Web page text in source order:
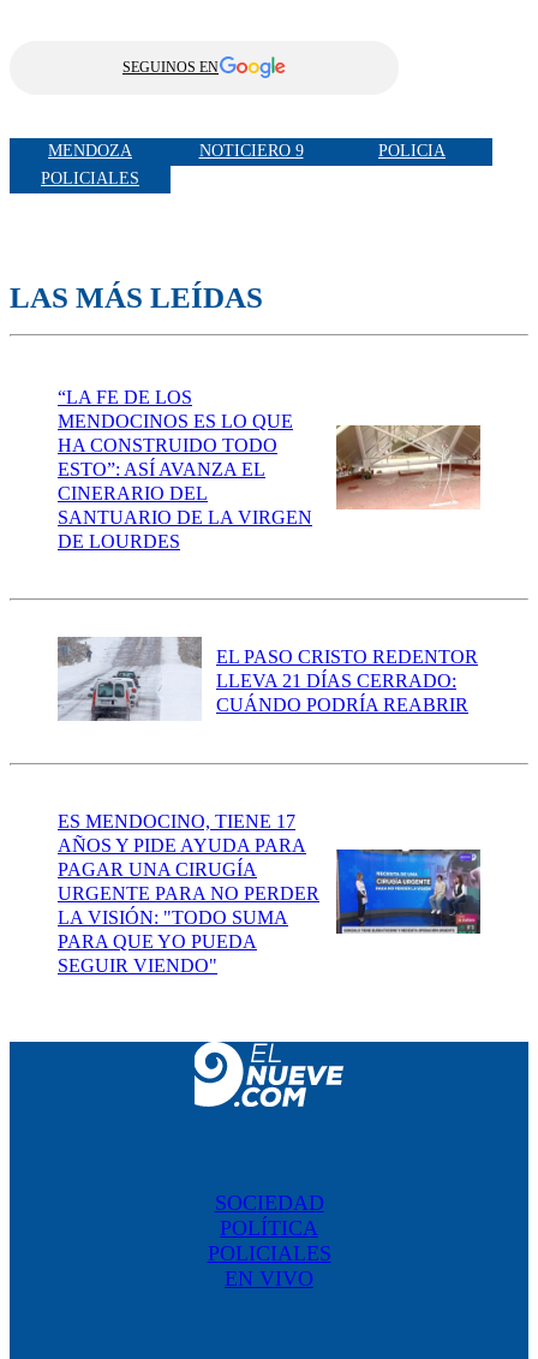
SEGUINOS EN
MENDOZA NOTICIERO 9
POLICIA
POLICIALES
LAS MÁS LEÍDAS
“LA FE DE LOS
MENDOCINOS ES LO QUE
HA CONSTRUIDO TODO
ESTO”: ASÍ AVANZA EL
CINERARIO DEL
SANTUARIO DE LA VIRGEN
DE LOURDES
EL PASO CRISTO REDENTOR
LLEVA 21 DÍAS CERRADO:
CUÁNDO PODRÍA REABRIR
ES MENDOCINO, TIENE 17
AÑOS Y PIDE AYUDA PARA
PAGAR UNA CIRUGÍA
URGENTE PARA NO PERDER
LA VISIÓN: "TODO SUMA
PARA QUE YO PUEDA
SEGUIR VIENDO"
SOCIEDAD
POLÍTICA
POLICIALES
EN VIVO